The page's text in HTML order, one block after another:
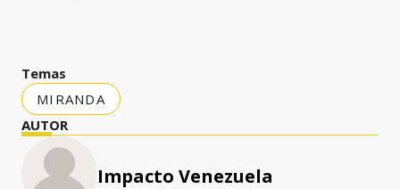
Temas
MIRANDA
AUTOR
Impacto Venezuela